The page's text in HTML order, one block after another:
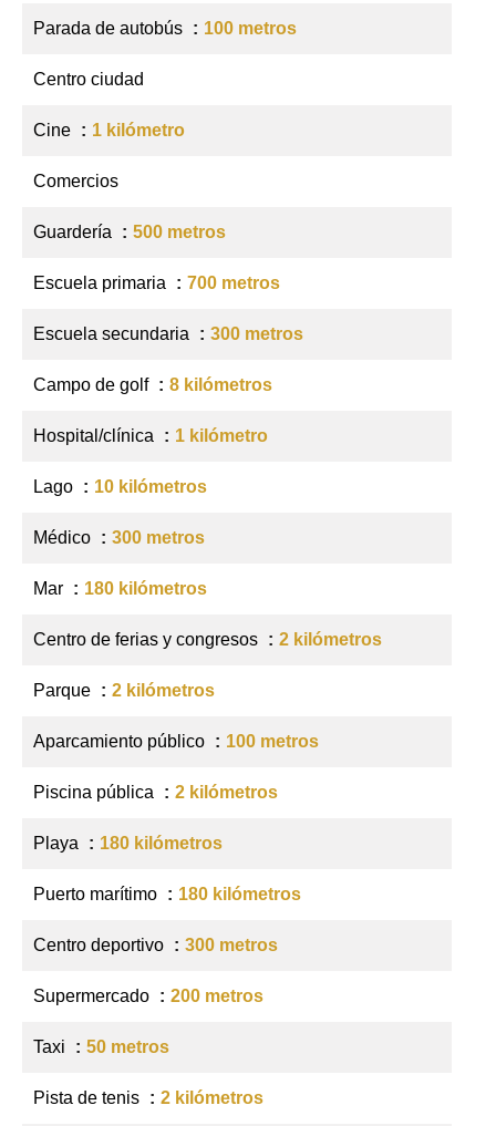
Parada de autobús 100 metros
Centro ciudad
Cine 1 kilómetro
Comercios
Guardería 500 metros
Escuela primaria 700 metros
Escuela secundaria 300 metros
Campo de golf 8 kilómetros
Hospital/clínica 1 kilómetro
Lago 10 kilómetros
Médico 300 metros
Mar 180 kilómetros
Centro de ferias y congresos 2 kilómetros
Parque 2 kilómetros
Aparcamiento público 100 metros
Piscina pública 2 kilómetros
Playa 180 kilómetros
Puerto marítimo 180 kilómetros
Centro deportivo 300 metros
Supermercado 200 metros
Taxi 50 metros
Pista de tenis 2 kilómetros